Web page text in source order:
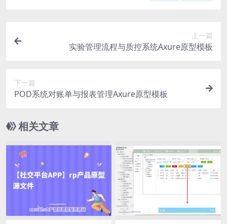
上一篇
实验管理流程与质控系统Axure原型模板
下一篇
POD系统对账单与报表管理Axure原型模板
相关文章